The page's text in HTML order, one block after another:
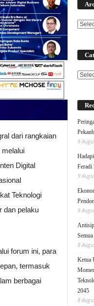
dari rangkaian
Digital
Teknologi
dan pelaku
forum ini, para
termasuk
berbagai
9
Feradi
9
9
8
Ketua
2045
8